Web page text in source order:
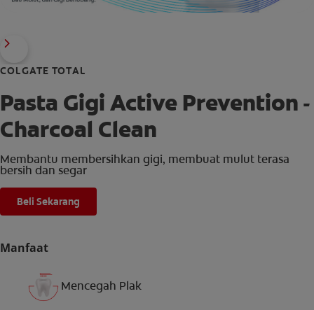
COLGATE TOTAL
Pasta Gigi Active Prevention -
Charcoal Clean
Membantu membersihkan gigi, membuat mulut terasa
bersih dan segar
Beli Sekarang
Manfaat
Mencegah Plak